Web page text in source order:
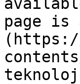
page is
(https://